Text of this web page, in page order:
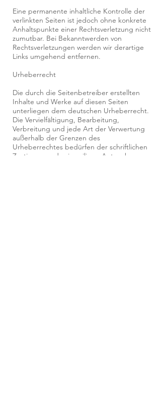
Eine permanente inhaltliche Kontrolle der
verlinkten Seiten ist jedoch ohne konkrete
Anhaltspunkte einer Rechtsverletzung nicht
zumutbar. Bei Bekanntwerden von
Rechtsverletzungen werden wir derartige
Links umgehend entfernen.
Urheberrecht
Die durch die Seitenbetreiber erstellten
Inhalte und Werke auf diesen Seiten
unterliegen dem deutschen Urheberrecht.
Die Vervielfältigung, Bearbeitung,
Verbreitung und jede Art der Verwertung
außerhalb der Grenzen des
Urheberrechtes bedürfen der schriftlichen
Zustimmung des jeweiligen Autors bzw.